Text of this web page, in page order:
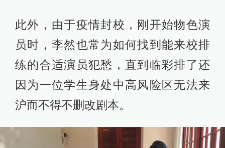
此外，由于疫情封校，刚开始物色演
员时，李然也常为如何找到能来校排
练的合适演员犯愁，直到临彩排了还
因为一位学生身处中高风险区无法来
沪而不得不删改剧本。